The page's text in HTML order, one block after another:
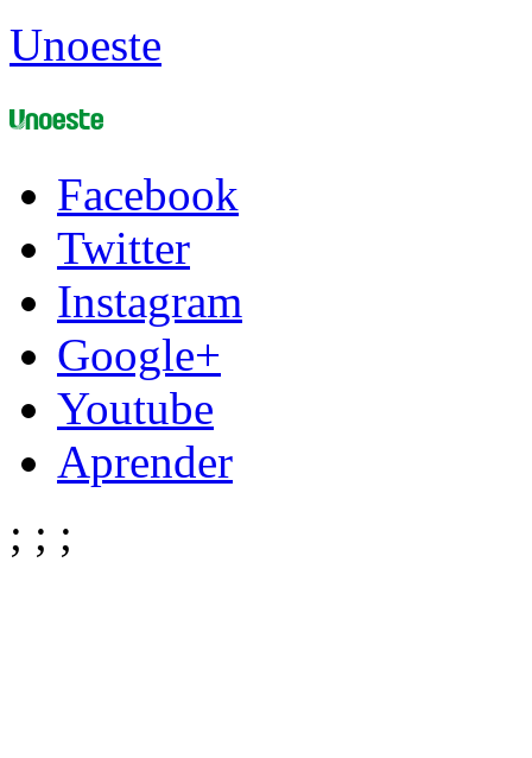
Unoeste
Facebook
Twitter
Instagram
Google+
Youtube
Aprender
; ; ;